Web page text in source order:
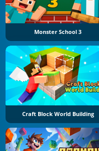
Monster School 3
Craft Block World Building